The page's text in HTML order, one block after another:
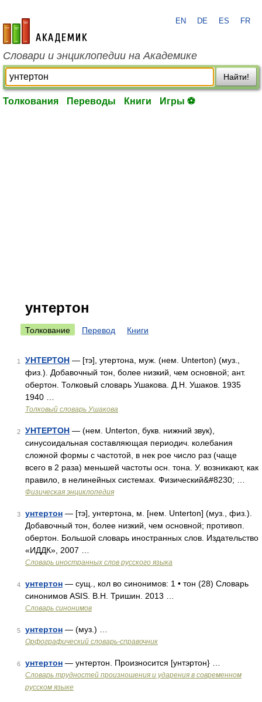
academic.ru
EN DE ES FR
Словари и энциклопедии на Академике
Найти!
Толкования Переводы Книги Игры ⚽
унтертон
Толкование Перевод Книги
1 УНТЕРТОН — [тэ], утертона, муж. (нем. Unterton) (муз.,
физ.). Добавочный тон, более низкий, чем основной; ант.
обертон. Толковый словарь Ушакова. Д.Н. Ушаков. 1935
1940 …
Толковый словарь Ушакова
2 УНТЕРТОН — (нем. Unterton, букв. нижний звук),
синусоидальная составляющая периодич. колебания
сложной формы с частотой, в нек рое число раз (чаще
всего в 2 раза) меньшей частоты осн. тона. У. возникают, как
правило, в нелинейных системах. Физический&#8230; …
Физическая энциклопедия
3 унтертон — [тэ], унтертона, м. [нем. Unterton] (муз., физ.).
Добавочный тон, более низкий, чем основной; противоп.
обертон. Большой словарь иностранных слов. Издательство
«ИДДК», 2007 …
Словарь иностранных слов русского языка
4 унтертон — сущ., кол во синонимов: 1 • тон (28) Словарь
синонимов ASIS. В.Н. Тришин. 2013 …
Словарь синонимов
5 унтертон — (муз.) …
Орфографический словарь-справочник
6 унтертон — унтертон. Произносится [унтэртон} …
Словарь трудностей произношения и ударения в современном
русском языке